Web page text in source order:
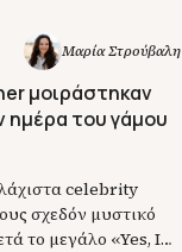
Μαρία Στρούβαλη
μοιράστηκαν
ημέρα του γάμου
celebrity
σχεδόν μυστικό
το μεγάλο «Yes, I